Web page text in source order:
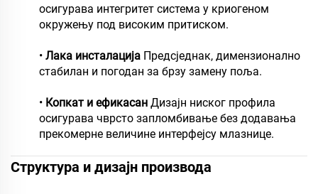
осигурава интегритет система у криогеном
окружењу под високим притиском.
• Лака инсталација Предсједнак, димензионално
стабилан и погодан за брзу замену поља.
• Копкат и ефикасан Дизајн ниског профила
осигурава чврсто запломбивање без додавања
прекомерне величине интерфејсу млазнице.
Структура и дизајн производа